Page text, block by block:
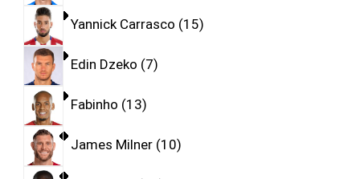
Yannick Carrasco 15
Edin Dzeko 7
Fabinho 13
James Milner 10